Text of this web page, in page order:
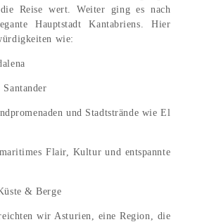
Reise wert. Weiter ging es nach
Hauptstadt Kantabriens. Hier
wie:
und Stadtstrände wie El
Flair, Kultur und entspannte
& Berge
wir Asturien, eine Region, die